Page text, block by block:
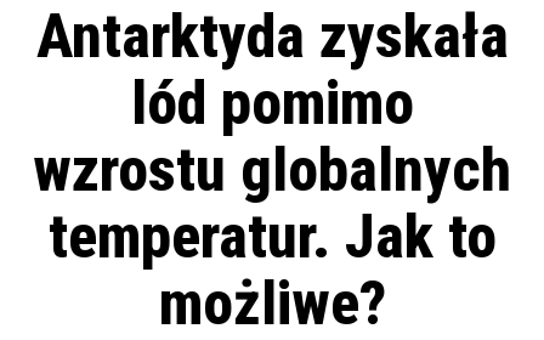
Antarktyda zyskała
lód pomimo
wzrostu globalnych
temperatur. Jak to
możliwe?